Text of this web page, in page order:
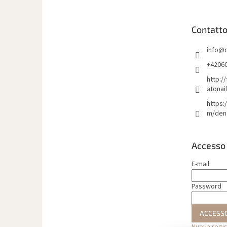
Contatto
info@
http://
m/
Accesso
E-mail
Password